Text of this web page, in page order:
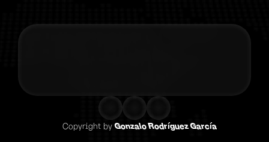
Copyright by Gonzalo Rodríguez García